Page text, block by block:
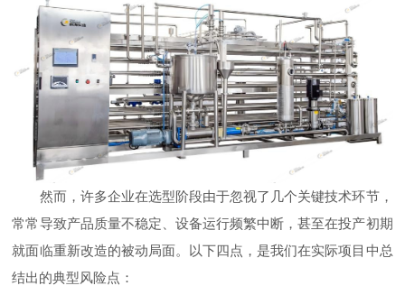
然而，许多企业在选型阶段由于忽视了几个关键技术环节，
常常导致产品质量不稳定、设备运行频繁中断，甚至在投产初期
就面临重新改造的被动局面。以下四点，是我们在实际项目中总
结出的典型风险点：